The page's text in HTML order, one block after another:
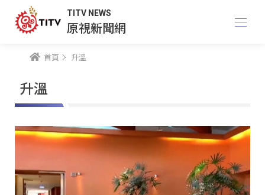
TITV NEWS
原視新聞網
首頁 升溫
升溫